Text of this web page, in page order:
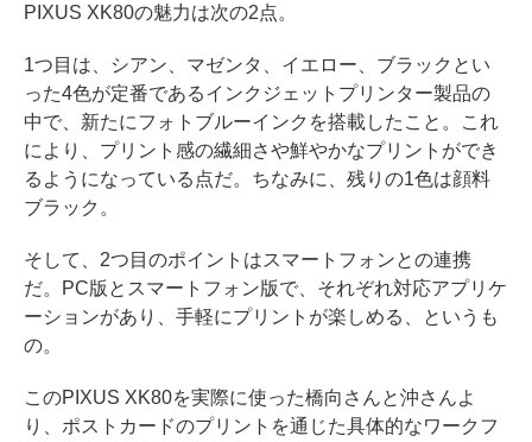
PIXUS XK80の魅力は次の2点。
1つ目は、シアン、マゼンタ、イエロー、ブラックとい
った4色が定番であるインクジェットプリンター製品の
中で、新たにフォトブルーインクを搭載したこと。これ
により、プリント感の繊細さや鮮やかなプリントができ
るようになっている点だ。ちなみに、残りの1色は顔料
ブラック。
そして、2つ目のポイントはスマートフォンとの連携
だ。PC版とスマートフォン版で、それぞれ対応アプリケ
ーションがあり、手軽にプリントが楽しめる、というも
の。
このPIXUS XK80を実際に使った橋向さんと沖さんよ
り、ポストカードのプリントを通じた具体的なワークフ